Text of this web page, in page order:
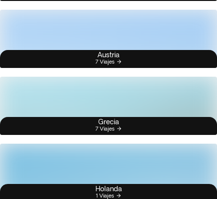
Austria
7 Viajes
Grecia
7 Viajes
Holanda
1 Viajes